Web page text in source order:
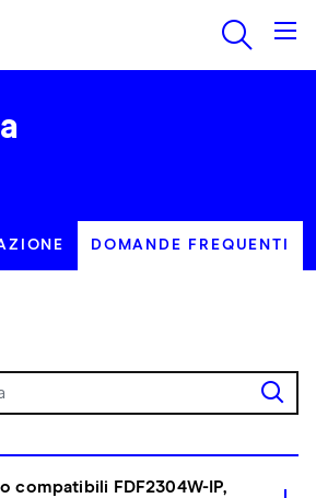
DOMANDE FREQUENTI
compatibili FDF2304W-IP,